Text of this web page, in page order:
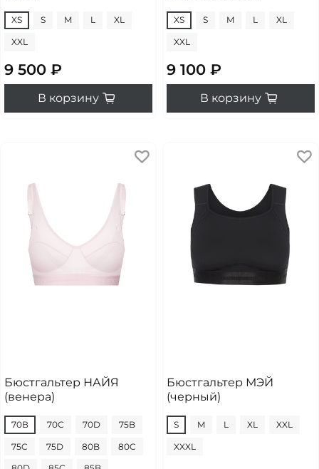
XS S M L XL
XXL
9 500 ₽
В корзину
XS S M L XL
XXL
9 100 ₽
В корзину
Бюстгальтер НАЙЯ
(венера)
70В 70С 70D 75B
75C 75D 80B 80C
Бюстгальтер МЭЙ
(черный)
S M L XL XXL
XXXL